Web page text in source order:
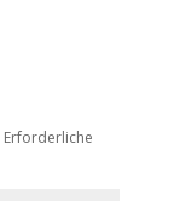
Erforderliche